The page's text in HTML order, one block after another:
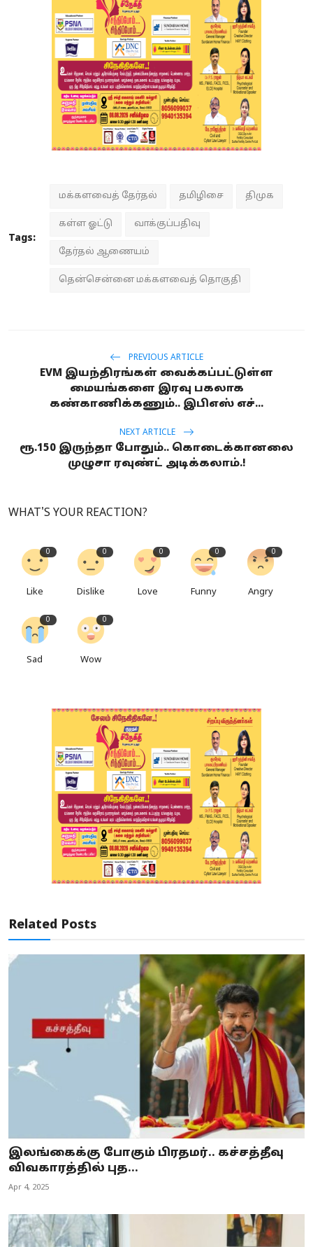
Tags:
மக்களவைத் தேர்தல் தமிழிசை திமுக
கள்ள ஓட்டு வாக்குப்பதிவு
தேர்தல் ஆணையம்
தென்சென்னை மக்களவைத் தொகுதி
PREVIOUS ARTICLE
EVM இயந்திரங்கள் வைக்கப்பட்டுள்ள
மையங்களை இரவு பகலாக
கண்காணிக்கணும்.. இபிஎஸ் எச்...
NEXT ARTICLE
ரூ.150 இருந்தா போதும்.. கொடைக்கானலை
முழுசா ரவுண்ட் அடிக்கலாம்.!
WHAT'S YOUR REACTION?
0
Like
0
Dislike
0
Love
0
Funny
0
Angry
0
Sad
0
Wow
Related Posts
இலங்கைக்கு போகும் பிரதமர்.. கச்சத்தீவு
விவகாரத்தில் புத...
Apr 4, 2025